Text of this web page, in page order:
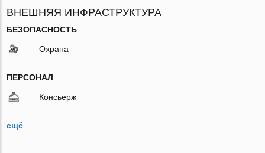
ВНЕШНЯЯ ИНФРАСТРУКТУРА
БЕЗОПАСНОСТЬ
Охрана
ПЕРСОНАЛ
Консьерж
ещё